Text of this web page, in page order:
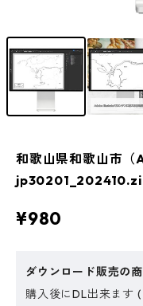
和歌山県和歌山市（
¥980
ダウンロード販売の
購入後にDL出来ます